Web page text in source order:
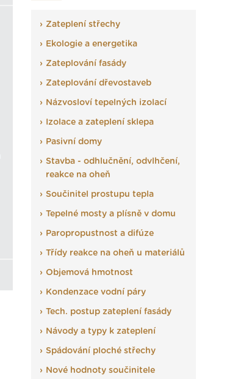
Zateplení střechy
Ekologie a energetika
Zateplování fasády
Zateplování dřevostaveb
Názvosloví tepelných izolací
Izolace a zateplení sklepa
Pasivní domy
Stavba - odhlučnění, odvlhčení,
reakce na oheň
Součinitel prostupu tepla
Tepelné mosty a plísně v domu
Paropropustnost a difúze
Třídy reakce na oheň u materiálů
Objemová hmotnost
Kondenzace vodní páry
Tech. postup zateplení fasády
Návody a typy k zateplení
Spádování ploché střechy
Nové hodnoty součinitele